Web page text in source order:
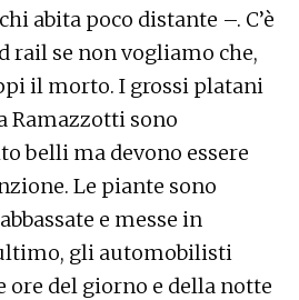
abita poco distante –. C’è
rail se non vogliamo che,
il morto. I grossi platani
Ramazzotti sono
belli ma devono essere
Le piante sono
e messe in
gli automobilisti
ore del giorno e della notte